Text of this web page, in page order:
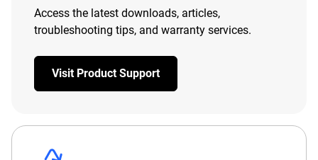
Access the latest downloads, articles,
troubleshooting tips, and warranty services.
Visit Product Support